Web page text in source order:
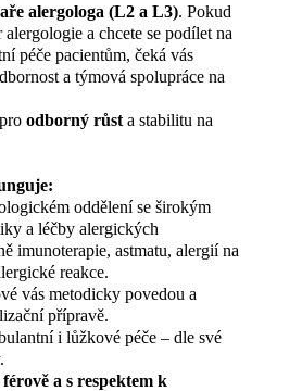
alergologa (L2 a L3). Pokud
a chcete se podílet na
péče pacientům, čeká vás
a týmová spolupráce na
odborný růst a stabilitu na
oddělení se širokým
a léčby alergických
imunoterapie, astmatu, alergií na
reakce.
vás metodicky povedou a
přípravě.
i lůžkové péče – dle své
férově a s respektem k